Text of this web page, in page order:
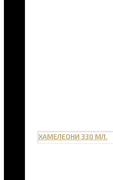
ХАМЕЛЕОНИ 330 МЛ.